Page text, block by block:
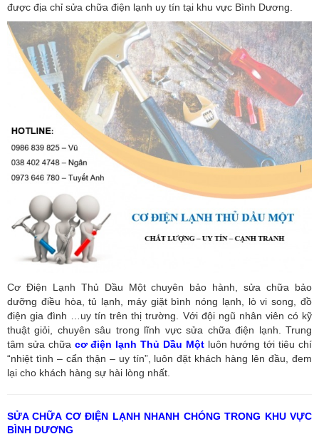
được địa chỉ sửa chữa điện lạnh uy tín tại khu vực Bình Dương.
Cơ Điện Lạnh Thủ Dầu Một chuyên bảo hành, sửa chữa bảo
dưỡng điều hòa, tủ lạnh, máy giặt bình nóng lạnh, lò vi song, đồ
điện gia đình …uy tín trên thị trường. Với đội ngũ nhân viên có kỹ
thuật giỏi, chuyên sâu trong lĩnh vực sửa chữa điện lạnh. Trung
tâm sửa chữa cơ điện lạnh Thủ Dầu Mộtluôn hướng tới tiêu chí
“nhiệt tình – cẩn thận – uy tín”, luôn đặt khách hàng lên đầu, đem
lại cho khách hàng sự hài lòng nhất.
SỬA CHỮA CƠ ĐIỆN LẠNH NHANH CHÓNG TRONG KHU VỰC
BÌNH DƯƠNG